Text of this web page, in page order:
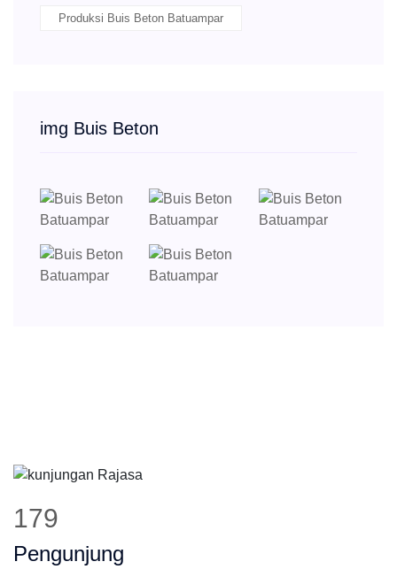
Produksi Buis Beton Batuampar
img Buis Beton
246
Pengunjung